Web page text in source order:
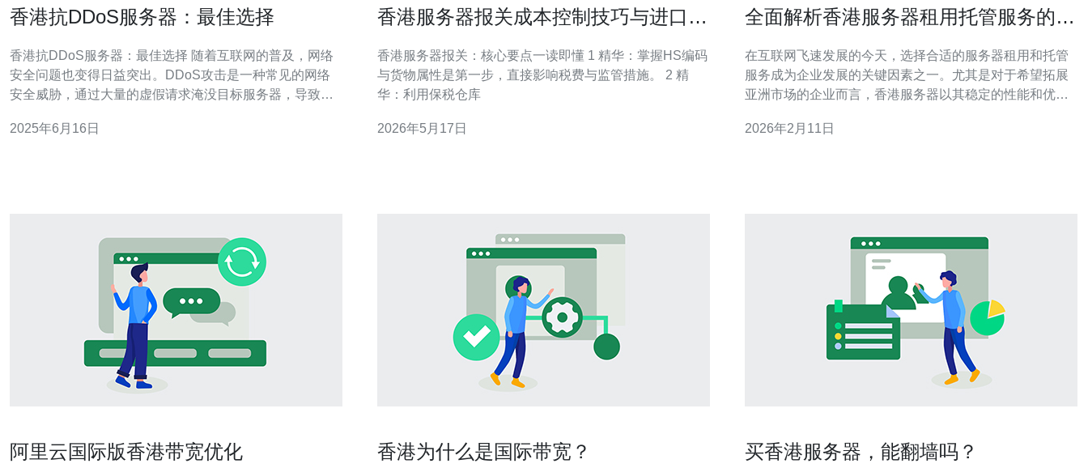
香港抗DDoS服务器：最佳选择
香港抗DDoS服务器：最佳选择 随着互联网的普及，网络
安全问题也变得日益突出。DDoS攻击是一种常见的网络
安全威胁，通过大量的虚假请求淹没目标服务器，导致其
至关重要。香港作为亚洲的金融中心和科技创新枢纽，拥
2025年6月16日
香港服务器报关成本控制技巧与进口流
香港服务器报关：核心要点一读即懂 1 精华：掌握HS编码
与货物属性是第一步，直接影响税费与监管措施。 2 精
华：利用保税仓库
2026年5月17日
全面解析香港服务器租用托管服务的特
在互联网飞速发展的今天，选择合适的服务器租用和托管
服务成为企业发展的关键因素之一。尤其是对于希望拓展
亚洲市场的企业而言，香港服务器以其稳定的性能和优质
务器租用托管服务的特点，帮助您找到最便宜、最优质的
2026年2月11日
阿里云国际版香港带宽优化 香港为什么是国际带宽？ 买香港服务器，能翻墙吗？